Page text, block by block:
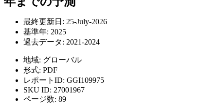
最終更新日: 25-July-2026
基準年: 2025
過去データ: 2021-2024
地域: グローバル
形式: PDF
レポートID: GGI109975
SKU ID: 27001967
ページ数: 89